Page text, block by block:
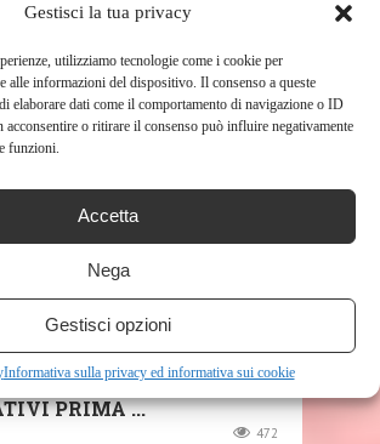
Gestisci la tua privacy
utilizziamo tecnologie come i cookie per
alle informazioni del dispositivo. Il consenso a queste
elaborare dati come il comportamento di navigazione o ID
o ritirare il consenso può influire negativamente
funzioni.
Accetta
Nega
Gestisci opzioni
Informativa sulla privacy ed informativa sui cookie
POSTS
CUBO ATTIVITÀ
6-IN-1
GIOCHI CENTRI
PRIMA ...
472